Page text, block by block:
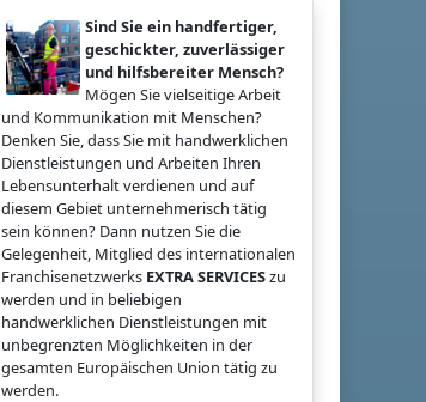
Sind Sie ein handfertiger,
geschickter, zuverlässiger
und hilfsbereiter Mensch?
Mögen Sie vielseitige Arbeit
und Kommunikation mit Menschen?
Denken Sie, dass Sie mit handwerklichen
Dienstleistungen und Arbeiten Ihren
Lebensunterhalt verdienen und auf
diesem Gebiet unternehmerisch tätig
sein können? Dann nutzen Sie die
Gelegenheit, Mitglied des internationalen
Franchisenetzwerks EXTRA SERVICESzu
werden und in beliebigen
handwerklichen Dienstleistungen mit
unbegrenzten Möglichkeiten in der
gesamten Europäischen Union tätig zu
werden.